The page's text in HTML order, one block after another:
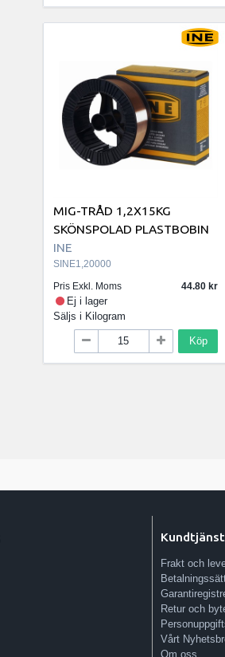
MIG-TRÅD 1,2X15KG
SKÖNSPOLAD PLASTBOBIN
INE
SINE1,20000
Pris Exkl. Moms
44.80
Ej i lager
Säljs i Kilogram
Köp
Kundtjänst
Frakt och
Retur och
Vårt
Om oss